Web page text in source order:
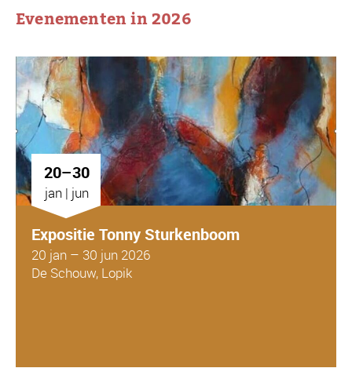
Evenementen in 2026
20–30
jan | jun
Expositie Tonny Sturkenboom
20 jan – 30 jun 2026
De Schouw, Lopik